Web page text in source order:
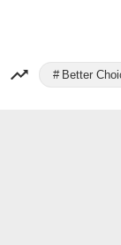
Better